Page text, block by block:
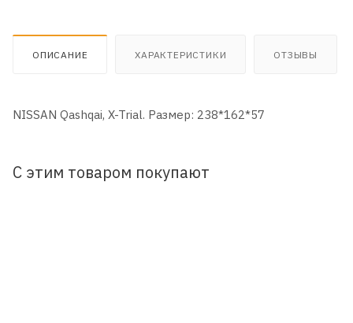
ОПИСАНИЕ ХАРАКТЕРИСТИКИ ОТЗЫВЫ
NISSAN Qashqai, X-Trial. Размер: 238*162*57
С этим товаром покупают